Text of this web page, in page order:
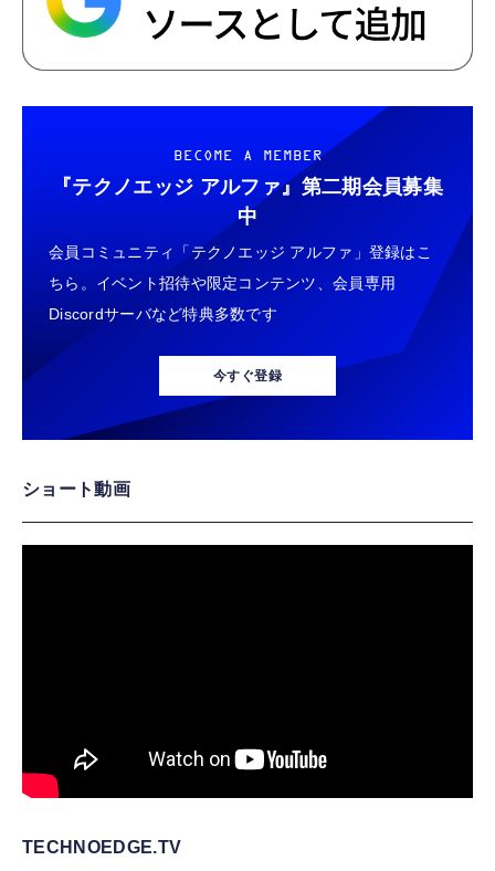
BECOME A MEMBER
『テクノエッジ アルファ』 第二期会員募集
中
会員コミュニティ「テクノエッジ アルファ」登録はこ
ちら。イベント招待や限定コンテンツ、会員専用
Discordサーバなど特典多数です
今すぐ登録
ショート動画
TECHNOEDGE.TV